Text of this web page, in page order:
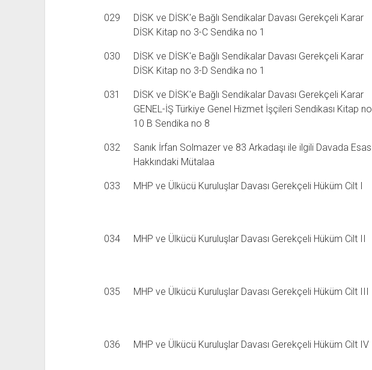
029
DİSK ve DİSK'e Bağlı Sendikalar Davası Gerekçeli Karar
DİSK Kitap no 3-C Sendika no 1
030
DİSK ve DİSK'e Bağlı Sendikalar Davası Gerekçeli Karar
DİSK Kitap no 3-D Sendika no 1
031
DİSK ve DİSK'e Bağlı Sendikalar Davası Gerekçeli Karar
GENEL-İŞ Türkiye Genel Hizmet İşçileri Sendikası Kitap no
10 B Sendika no 8
032
Sanık İrfan Solmazer ve 83 Arkadaşı ile ilgili Davada Esas
Hakkındaki Mütalaa
033 MHP ve Ülkücü Kuruluşlar Davası Gerekçeli Hüküm Cilt I
034 MHP ve Ülkücü Kuruluşlar Davası Gerekçeli Hüküm Cilt II
035 MHP ve Ülkücü Kuruluşlar Davası Gerekçeli Hüküm Cilt III
036 MHP ve Ülkücü Kuruluşlar Davası Gerekçeli Hüküm Cilt IV